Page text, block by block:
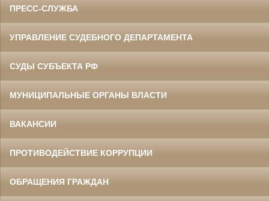
ПРЕСС-СЛУЖБА
УПРАВЛЕНИЕ СУДЕБНОГО ДЕПАРТАМЕНТА
СУДЫ СУБЪЕКТА РФ
МУНИЦИПАЛЬНЫЕ ОРГАНЫ ВЛАСТИ
ВАКАНСИИ
ПРОТИВОДЕЙСТВИЕ КОРРУПЦИИ
ОБРАЩЕНИЯ ГРАЖДАН